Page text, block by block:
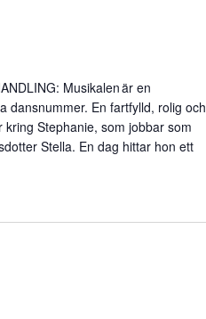
Musikalen är en
dansnummer. En fartfylld, rolig och
Stephanie, som jobbar som
Stella. En dag hittar hon ett